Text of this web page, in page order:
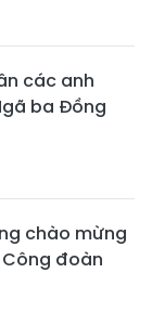
các anh
ba Đồng
chào mừng
đoàn